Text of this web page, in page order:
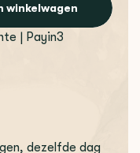
winkelwagen
| Payin3
dezelfde dag